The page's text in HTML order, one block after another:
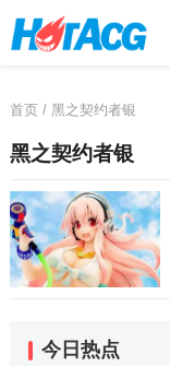
首页/ 黑之契约者银
黑之契约者银
今日热点